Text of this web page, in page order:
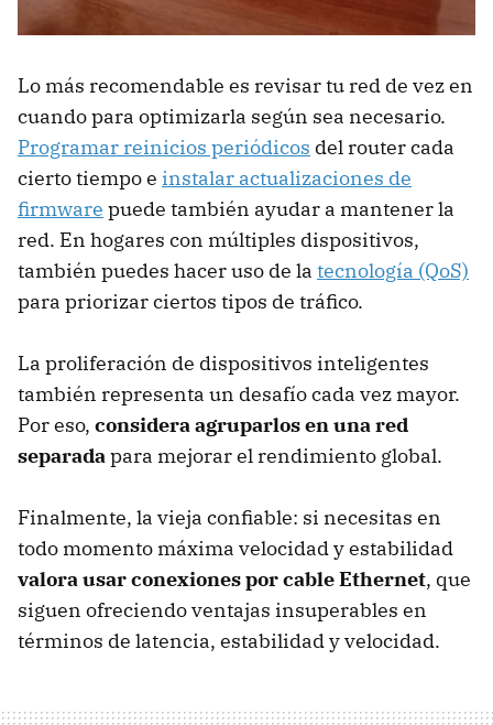
Lo más recomendable es revisar tu red de vez en
cuando para optimizarla según sea necesario.
Programar reinicios periódicos del router cada
cierto tiempo e instalar actualizaciones de
firmware puede también ayudar a mantener la
red. En hogares con múltiples dispositivos,
también puedes hacer uso de la tecnología (QoS)
para priorizar ciertos tipos de tráfico.
La proliferación de dispositivos inteligentes
también representa un desafío cada vez mayor.
Por eso, considera agruparlos en una red
separadapara mejorar el rendimiento global.
Finalmente, la vieja confiable: si necesitas en
todo momento máxima velocidad y estabilidad
valora usar conexiones por cable Ethernet, que
siguen ofreciendo ventajas insuperables en
términos de latencia, estabilidad y velocidad.